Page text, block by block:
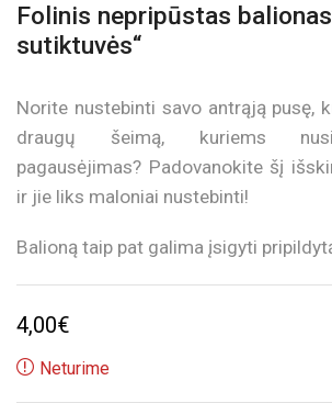
Folinis nepripūstas
sutiktuvės“
Norite nustebinti savo antrąją pusę,
draugų šeimą, kuriems
pagausėjimas? Padovanokite šį
ir jie liks maloniai nustebinti!
Balioną taip pat galima įsigyti
4,00€
Neturime